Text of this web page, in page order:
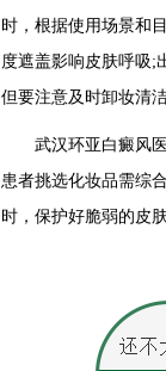
时，根据使用场景和
度遮盖影响皮肤呼吸;
但要注意及时卸妆清
武汉环亚白癜风医
患者挑选化妆品需综
时，保护好脆弱的皮